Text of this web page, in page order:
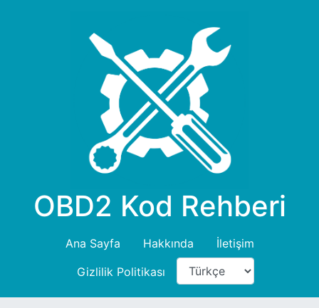
OBD2 Kod Rehberi
Ana Sayfa Hakkında
İletişim
Gizlilik Politikası